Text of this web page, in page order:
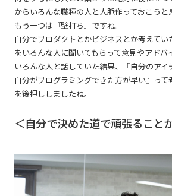
からいろんな職種の人と人脈作っておこうと
もう一つは『壁打ち』ですね。
自分でプロダクトとかビジネスとか考えてい
をいろんな人に聞いてもらって意見やアドバ
いろんな人と話していた結果、『自分のアイ
自分がプログラミングできた方が早い』っ
を後押ししましたね。
＜自分で決めた道で頑張ること